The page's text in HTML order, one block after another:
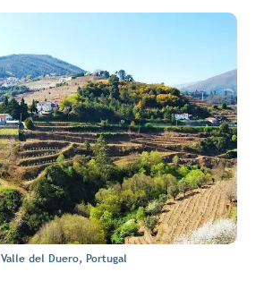
Valle del Duero, Portugal